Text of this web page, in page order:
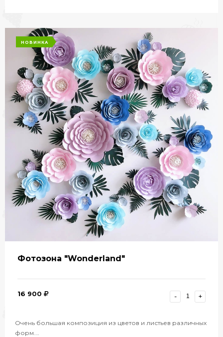
НОВИНКА
Фотозона "Wonderland"
16 900 - +
Очень большая композиция из цветов и листьев различных
форм.…